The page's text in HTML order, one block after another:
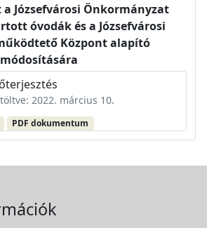
a Józsefvárosi Önkormányzat
óvodák és a Józsefvárosi
Központ alapító
2022. március 10.
PDF dokumentum